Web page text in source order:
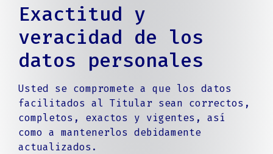
Exactitud y
veracidad de los
datos personales
Usted se compromete a que los datos
facilitados al Titular sean correctos,
completos, exactos y vigentes, así
como a mantenerlos debidamente
actualizados.